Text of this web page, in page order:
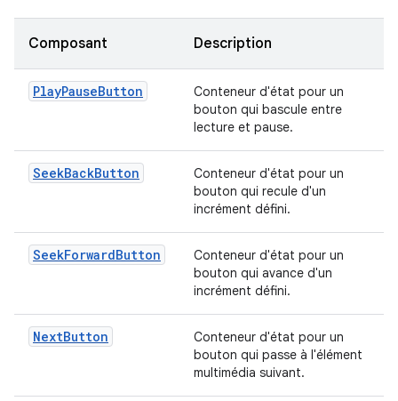
Composant Description
PlayPauseButton
Conteneur d'état pour un
bouton qui bascule entre
lecture et pause.
SeekBackButton
Conteneur d'état pour un
bouton qui recule d'un
incrément défini.
SeekForwardButton
Conteneur d'état pour un
bouton qui avance d'un
incrément défini.
NextButton
Conteneur d'état pour un
bouton qui passe à l'élément
multimédia suivant.